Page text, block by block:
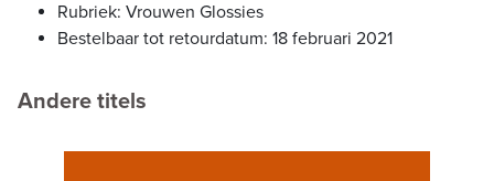
Rubriek: Vrouwen Glossies
Bestelbaar tot retourdatum: 18 februari 2021
Andere titels